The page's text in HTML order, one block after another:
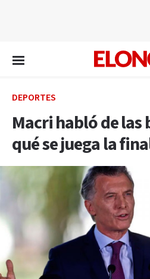
DEPORTES
Macri habló de las
qué se juega la